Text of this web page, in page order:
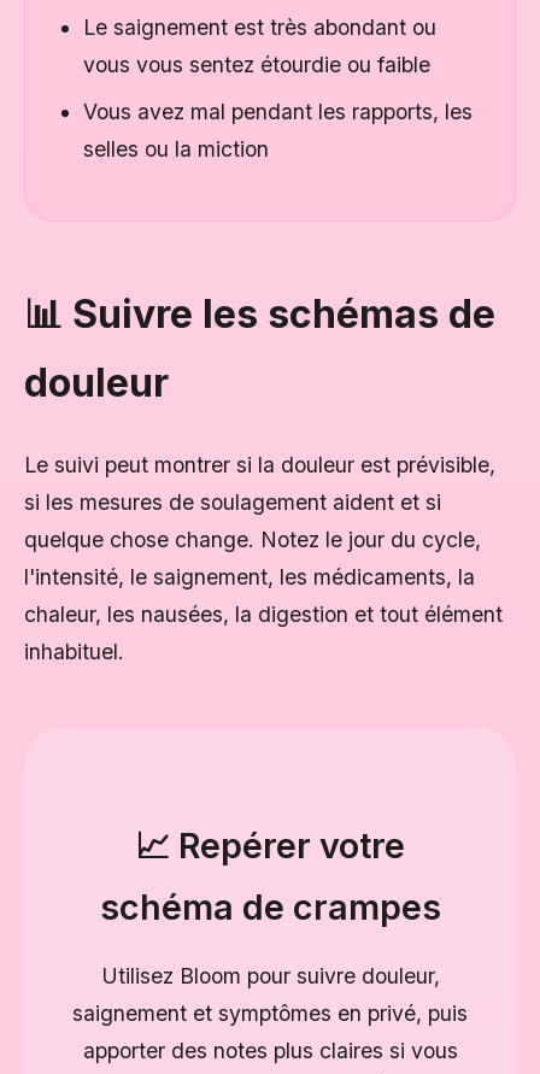
Le saignement est très abondant ou
vous vous sentez étourdie ou faible
Vous avez mal pendant les rapports, les
selles ou la miction
📊 Suivre les schémas de
douleur
Le suivi peut montrer si la douleur est prévisible,
si les mesures de soulagement aident et si
quelque chose change. Notez le jour du cycle,
l'intensité, le saignement, les médicaments, la
chaleur, les nausées, la digestion et tout élément
inhabituel.
📈 Repérer votre
schéma de crampes
Utilisez Bloom pour suivre douleur,
saignement et symptômes en privé, puis
apporter des notes plus claires si vous